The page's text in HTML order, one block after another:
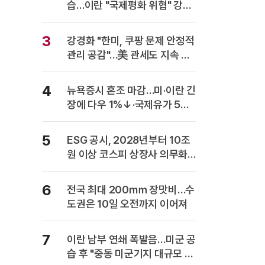
습…이란 "국제평화 위협" 강력
반발
3
강경화 "한미, 쿠팡 문제 안정적
관리 공감"…美 관세도 지속 협
의
4
뉴욕증시 혼조 마감…미·이란 긴
장에 다우 1%↓·국제유가 5%
급등
5
ESG 공시, 2028년부터 10조
원 이상 코스피 상장사 의무화…
사업보고서에 담는다
6
전국 최대 200㎜ 장맛비…수
도권은 10일 오전까지 이어져
7
이란 남부 연쇄 폭발음…미군 공
습 후 "중동 미군기지 대규모 보